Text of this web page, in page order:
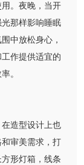
。夜晚，当开
那样影响睡眠
中放松身心，
作提供适宜的
。
造型设计上也
审美需求，打
形灯箱，线条